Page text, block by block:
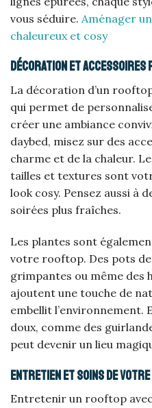
vous séduire. Aménager
chaleureux et cosy
Décoration et
La décoration d’un
qui permet de
créer une ambiance
daybed, misez sur des
charme et de la chaleur.
tailles et textures sont
look cosy. Pensez aussi à
soirées plus fraîches.
Les plantes sont
votre rooftop. Des pots
grimpantes ou même des
ajoutent une touche de
embellit l’environnement.
doux, comme des
peut devenir un lieu
Entretien et soins de
Entretenir un rooftop